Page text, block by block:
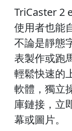
TriCaster 2
使用者也能
不論是靜態
表製作或跑
輕鬆快速的
軟體，獨立
庫鏈接，立
幕或圖片。